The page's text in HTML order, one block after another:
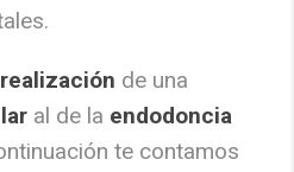
de una
al de la endodoncia
te contamos